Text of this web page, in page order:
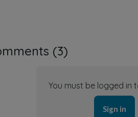
(3)
You must be logged in
Sign in